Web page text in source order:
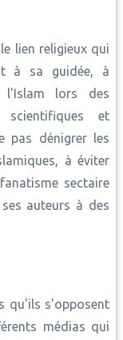
lien religieux qui
à sa guidée, à
l'Islam lors des
et
pas dénigrer les
à éviter
sectaire
auteurs à des
qu'ils s'opposent
médias qui